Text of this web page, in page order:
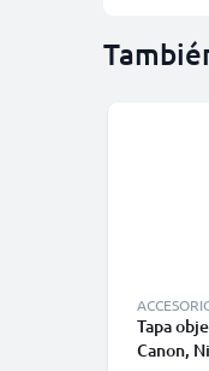
Tapa
Canon,